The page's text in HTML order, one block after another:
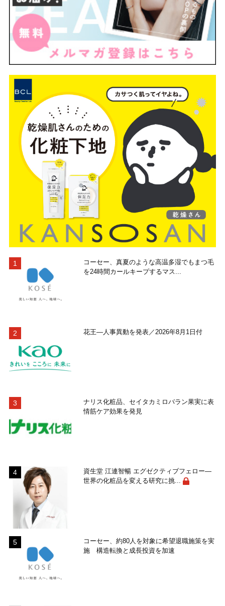
コーセー、真夏のような高温多湿でもまつ毛
を24時間カールキープするマス...
花王―人事異動を発表／2026年8月1日付
ナリス化粧品、セイタカミロバラン果実に表
情筋ケア効果を発見
資生堂 江連智暢 エグゼクティブフェロー―
世界の化粧品を変える研究に挑...
コーセー、約80人を対象に希望退職施策を実
施 構造転換と成長投資を加速